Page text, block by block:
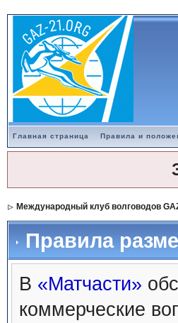
Главная страница Правила и
Международный клуб волговодов
Правила
В «Матчасти»
коммерческие